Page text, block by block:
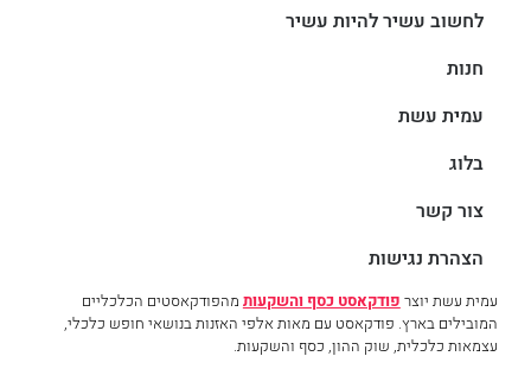
לחשוב עשיר להיות עשיר
חנות
עמית עשת
בלוג
צור קשר
הצהרת נגישות
עמית עשת יוצר פודקאסט כסף והשקעות מהפודקאסטים הכלכליים
המובילים בארץ. פודקאסט עם מאות אלפי האזנות בנושאי חופש כלכלי,
עצמאות כלכלית, שוק ההון, כסף והשקעות.